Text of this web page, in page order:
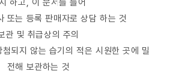
하고, 이 문서를 들어
또는 등록 판매자로 상담 하는 것
관 및 취급상의 주의
되지 않는 습기의 적은 시원한 곳에 밀
전해 보관하는 것